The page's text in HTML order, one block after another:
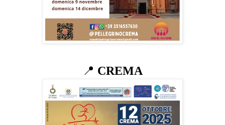
📍 CREMA